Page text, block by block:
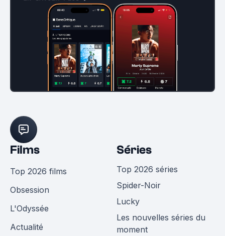
Films
Top 2026 films
Obsession
L'Odyssée
Actualité
Séries
Top 2026 séries
Spider-Noir
Lucky
Les nouvelles séries du
moment